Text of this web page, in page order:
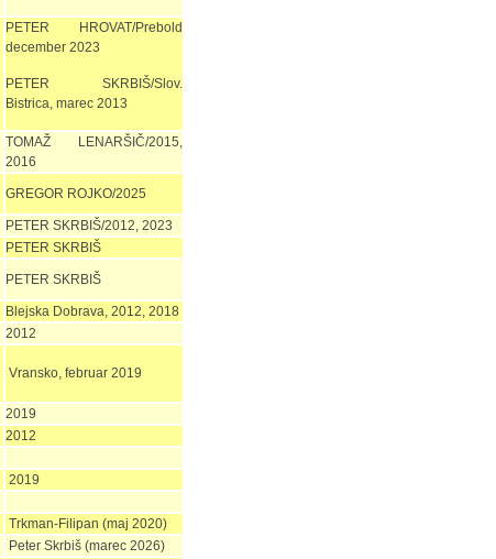
PETER HROVAT/Prebold
december 2023
PETER SKRBIŠ/Slov.
Bistrica, marec 2013
TOMAŽ LENARŠIČ/2015,
2016
GREGOR ROJKO/2025
PETER SKRBIŠ/2012, 2023
PETER SKRBIŠ
PETER SKRBIŠ
Blejska Dobrava, 2012, 2018
2012
Vransko, februar 2019
2019
2012
2019
Trkman-Filipan (maj 2020)
Peter Skrbiš (marec 2026)